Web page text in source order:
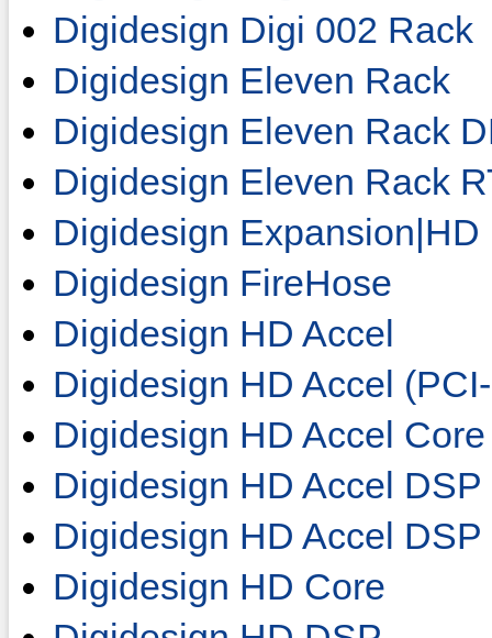
Digidesign Digi 002 Rack
Digidesign Eleven Rack
Digidesign Eleven Rack
Digidesign Eleven Rack
Digidesign Expansion|HD
Digidesign FireHose
Digidesign HD Accel
Digidesign HD Accel
Digidesign HD Accel
Digidesign HD Accel DSP
Digidesign HD Accel DSP
Digidesign HD Core